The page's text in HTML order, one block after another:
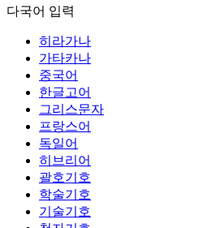
다국어 입력
히라가나
가타카나
중국어
한글고어
그리스문자
프랑스어
독일어
히브리어
괄호기호
학술기호
기술기호